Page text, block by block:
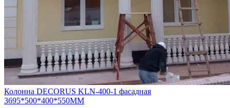
Колонна DECORUS KLN-400-1 фасадная
3695*500*400*550ММ